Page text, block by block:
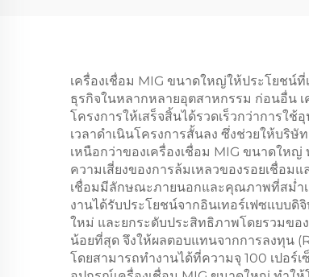
เครื่องเชื่อม MIG ขนาดใหญ่ให้ประโยชน์
ธุรกิจในหลากหลายอุตสาหกรรม ก่อนอื่น เ
โครงการให้เสร็จสิ้นได้รวดเร็วกว่าการ
เวลาดำเนินโครงการสั้นลง ซึ่งช่วยให้บริ
เหนือกว่าของเครื่องเชื่อม MIG ขนาดให
ความเสี่ยงของการล้มเหลวของรอยเชื่อ
เชื่อมมีลักษณะภายนอกและคุณภาพที่สม่ำ
งานได้รับประโยชน์จากอินเทอร์เฟซแบบดิ
ใหม่ และยกระดับประสิทธิภาพโดยรวมขอ
น้อยที่สุด จึงให้ผลตอบแทนจากการลงทุน
โดยสามารถทำงานได้ที่ความจุ 100 เปอร์